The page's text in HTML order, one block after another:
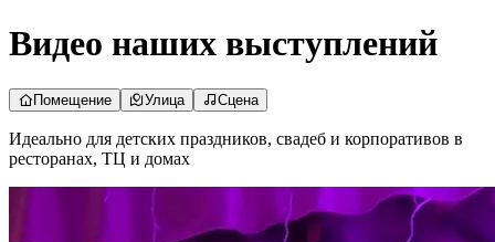
Видео наших выступлений
Помещение Улица Сцена
Идеально для детских праздников, свадеб и корпоративов в
ресторанах, ТЦ и домах